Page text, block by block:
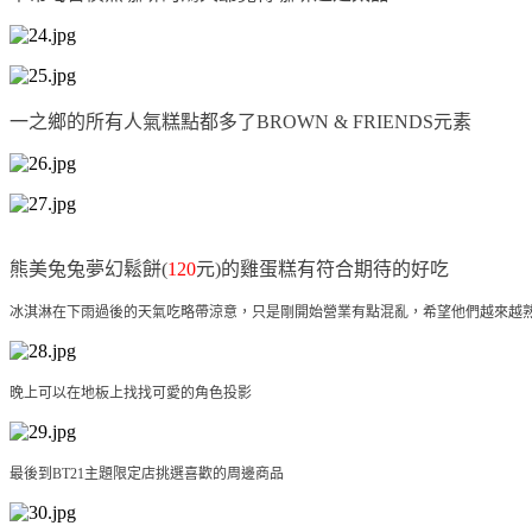
一之鄉的所有人氣糕點都多了BROWN & FRIENDS元素
熊美兔兔夢幻鬆餅(120元)的雞蛋糕有符合期待的好吃
冰淇淋在下雨過後的天氣吃略帶涼意，只是剛開始營業有點混亂，希望他們越來越
晚上可以在地板上找找可愛的角色投影
最後到BT21主題限定店挑選喜歡的周邊商品